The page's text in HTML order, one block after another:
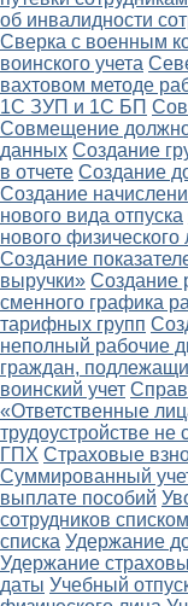
об инвалидности
Сверка с военным
воинского учета
вахтовом методе
1С ЗУП и 1С БП
Совмещение
данных Создание
в отчете Создание
Создание
нового вида отпуска
нового физического
Создание
выручки» Создание
сменного графика
тарифных групп
неполный рабочие
граждан,
воинский учет
«Ответственные
трудоустройстве не
ГПХ Страховые
Суммированный
выплате пособий
сотрудников списком
списка Удержание
Удержание
даты Учебный